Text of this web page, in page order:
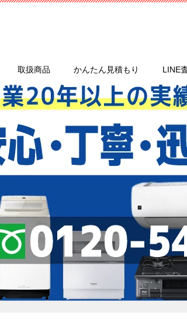
取扱商品 かんたん見積もり LINE